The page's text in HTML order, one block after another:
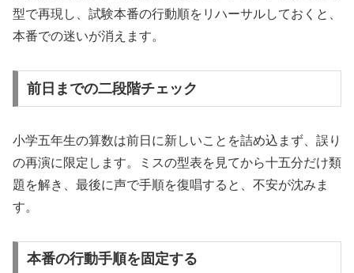
型で再現し、試験本番の行動順をリハーサルしておくと、
本番での迷いが消えます。
前日までの二段階チェック
小学五年生の算数は前日に新しいことを詰め込まず、誤り
の再演に限定します。ミスの型表を見てから十五分だけ類
題を解き、最後に声で手順を復唱すると、不安が沈みま
す。
本番の行動手順を固定する